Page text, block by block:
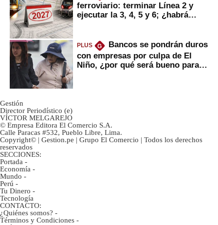
ferroviario: terminar Línea 2 y
ejecutar la 3, 4, 5 y 6; ¿habrá
PLUS G
Bancos se pondrán duros
con empresas por culpa de El
Niño, ¿por qué será bueno para
Gestión
Director Periodístico (e)
VÍCTOR MELGAREJO
© Empresa Editora El Comercio S.A.
Calle Paracas #532, Pueblo Libre, Lima.
Copyright© | Gestion.pe | Grupo El Comercio | Todos los derechos
reservados
SECCIONES:
Portada -
Economía -
Mundo -
Perú -
Tu Dinero -
Tecnología
CONTACTO:
¿Quiénes somos? -
Términos y Condiciones -